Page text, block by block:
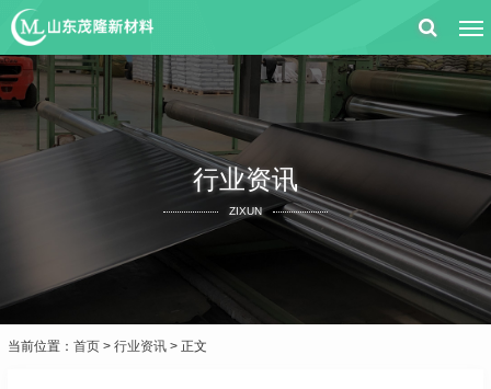
行业资讯
ZIXUN
当前位置： 首页 > 行业资讯 > 正文